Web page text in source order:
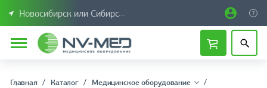
Новосибирск или Сибирский федеральный округ
Главная Каталог
Медицинское оборудование